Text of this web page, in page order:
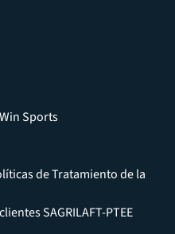
Sports
de Tratamiento de la
SAGRILAFT-PTEE